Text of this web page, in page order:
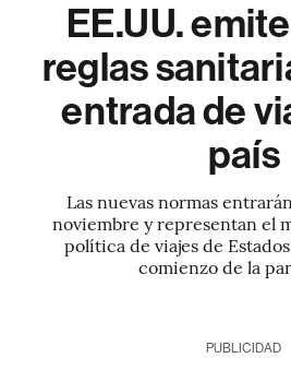
EE.UU.
reglas
entrada de
país
Las nuevas normas
noviembre y representan el
política de viajes de
comienzo de la
PUBLICIDAD